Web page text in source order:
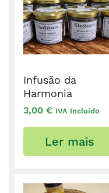
Infusão da
Harmonia
3,00 € IVA Incluído
Ler mais